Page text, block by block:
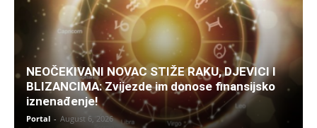
NEOČEKIVANI NOVAC STIŽE RAKU, DJEVICI I
BLIZANCIMA: Zvijezde im donose finansijsko
iznenađenje!
Portal - August 6, 2026